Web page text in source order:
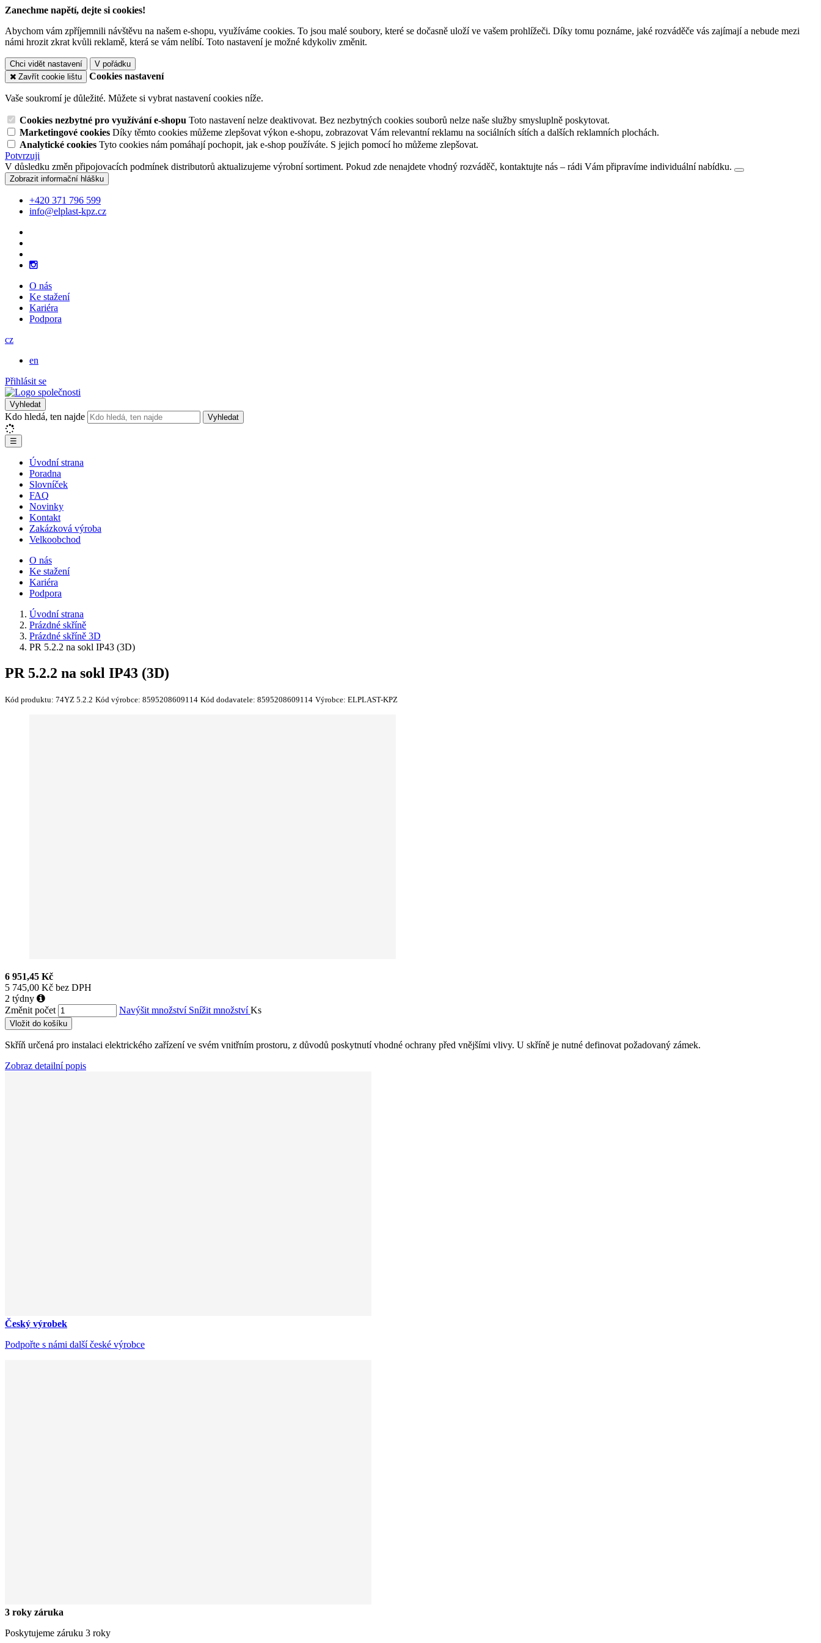
Zanechme napětí, dejte si cookies!
Abychom vám zpříjemnili návštěvu na našem e-shopu, využíváme cookies. To jsou malé soubory, které se dočasně uloží ve vašem prohlížeči. Díky tomu poznáme, jaké rozváděče vás zajímají a nebude mezi
námi hrozit zkrat kvůli reklamě, která se vám nelíbí. Toto nastavení je možné kdykoliv změnit.
Chci vidět nastavení
V pořádku
Zavřít cookie lištu
Cookies nastavení
Vaše soukromí je důležité. Můžete si vybrat nastavení cookies níže.
Cookies nezbytné pro využívání e-shopu Toto nastavení nelze deaktivovat. Bez nezbytných cookies souborů nelze naše služby smysluplně poskytovat.
Marketingové cookies Díky těmto cookies můžeme zlepšovat výkon e-shopu, zobrazovat Vám relevantní reklamu na sociálních sítích a dalších reklamních plochách.
Analytické cookies Tyto cookies nám pomáhají pochopit, jak e-shop používáte. S jejich pomocí ho můžeme zlepšovat.
Potvrzuji
V důsledku změn připojovacích podmínek distributorů aktualizujeme výrobní sortiment. Pokud zde nenajdete vhodný rozváděč, kontaktujte nás – rádi Vám připravíme individuální nabídku.
Zobrazit informační hlášku
+420 371 796 599
info@elplast-kpz.cz
O nás
Ke stažení
Kariéra
Podpora
cz
en
Přihlásit se
Vyhledat
Kdo hledá, ten najde Vyhledat
☰
Úvodní strana
Poradna
Slovníček
FAQ
Novinky
Kontakt
Zakázková výroba
Velkoobchod
O nás
Ke stažení
Kariéra
Podpora
Úvodní strana
Prázdné skříně
Prázdné skříně 3D
PR 5.2.2 na sokl IP43 (3D)
PR 5.2.2 na sokl IP43 (3D)
Kód produktu: 74YZ 5.2.2 Kód výrobce: 8595208609114 Kód dodavatele: 8595208609114 Výrobce: ELPLAST-KPZ
6 951,45 Kč
5 745,00 Kč bez DPH
2 týdny
Změnit počet
Navýšit množství Snížit množstvíKs
Vložit do košíku
Skříň určená pro instalaci elektrického zařízení ve svém vnitřním prostoru, z důvodů poskytnutí vhodné ochrany před vnějšími vlivy. U skříně je nutné definovat požadovaný zámek.
Zobraz detailní popis
Český výrobek
Podpořte s námi další české výrobce
3 roky záruka
Poskytujeme záruku 3 roky